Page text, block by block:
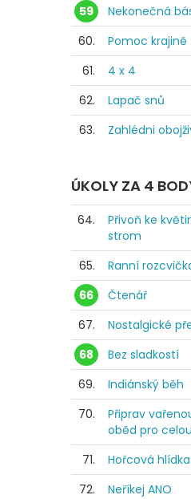
59
Nekonečná
60.
Pomoc krajině
61.
4 x 4
62.
Lapač snů
63.
Zahlédni
ÚKOLY ZA 4
64.
Přivoň ke
strom
65.
Ranní
66
Čtenář
67.
Nostalgické
68
Bez sladkostí
69.
Indiánský běh
70.
Připrav
oběd pro
71.
Hořcová hlídka
72.
Neříkej ANO